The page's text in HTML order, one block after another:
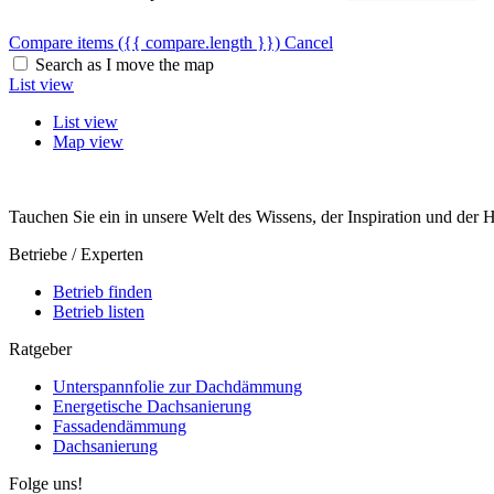
Compare items ({{ compare.length }}) Cancel
Search as I move the map
List view
List view
Map view
Tauchen Sie ein in unsere Welt des Wissens, der Inspiration und der
Betriebe / Experten
Betrieb finden
Betrieb listen
Ratgeber
Unterspannfolie zur Dachdämmung
Energetische Dachsanierung
Fassadendämmung
Dachsanierung
Folge uns!